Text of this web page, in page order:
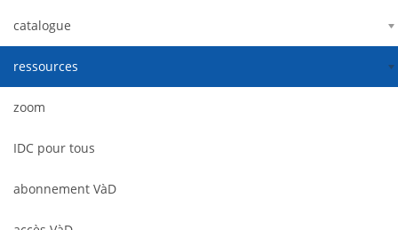
catalogue
ressources
zoom
IDC pour tous
abonnement VàD